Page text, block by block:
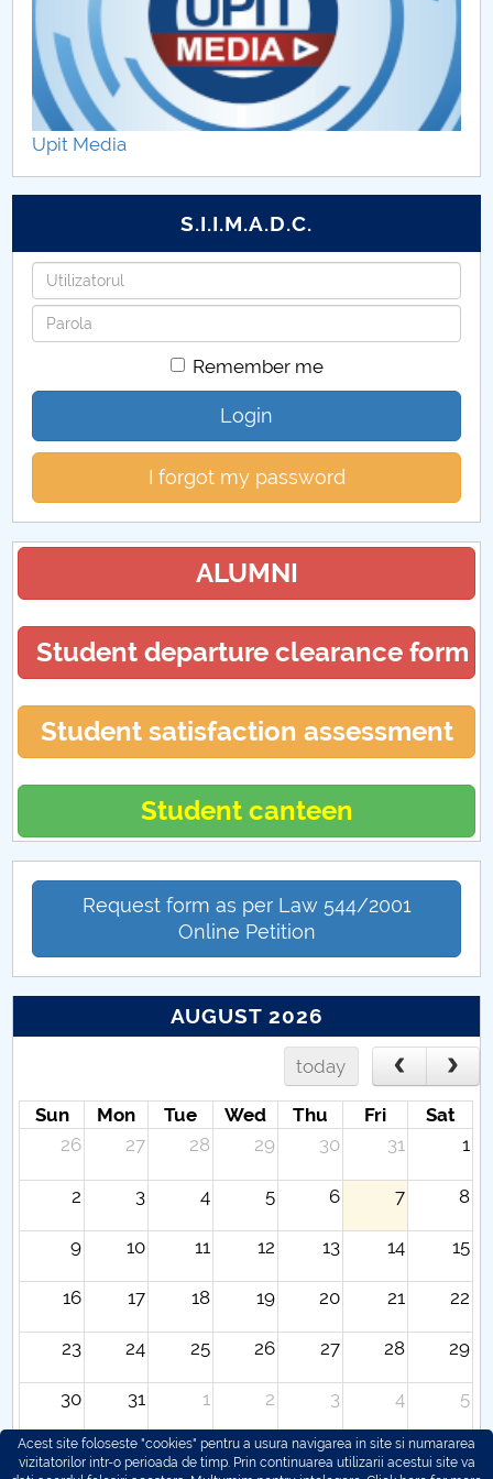
Upit Media
S.I.I.M.A.D.C.
Username
Password
Remember me
Login
I forgot my password
ALUMNI
Student departure clearance form
Student satisfaction assessment
Student canteen
Request form as per Law 544/2001
Online Petition
AUGUST 2026
today
Sun Mon Tue Wed Thu Fri
Sat
26
27 28 29 30 31 1
2 3 4 5 6 7 8
9 10 11 12 13 14 15
16 17 18 19 20 21 22
23 24 25 26 27 28 29
30 31 1 2 3 4 5
Acest site foloseste "cookies" pentru a usura navigarea in site si numararea
vizitatorilor intr-o perioada de timp. Prin continuarea utilizarii acestui site va